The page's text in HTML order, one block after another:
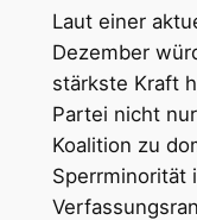
Laut einer
Dezember
stärkste Kraft
Partei nicht
Koalition zu
Sperrminorität